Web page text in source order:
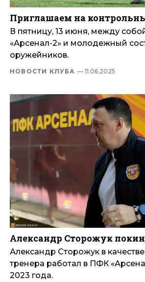
Приглашаем на
В пятницу, 13 июня, между
«Арсенал-2» и молодежный
оружейников.
НОВОСТИ КЛУБА — 11.06.2025
Александр Сторожук
Александр Сторожук в качестве
тренера работал в ПФК
2023 года.